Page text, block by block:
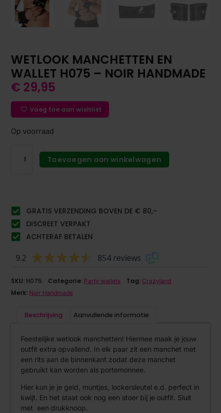
WETLOOK MANCHETTEN EN
WALLET H075 – NOIR HANDMADE
€ 29,95
Voeg toe aan wishlist
Op voorraad
Toevoegen aan winkelwagen
GRATIS VERZENDING BOVEN DE € 80,-
DISCREET VERPAKT
ACHTERAF BETALEN
9.2 854 reviews
SKU: H075 Categorie: Party wallets Tag: Crazyland
Merk: Noir Handmade
Beschrijving Aanvullende informatie
Feestelijke wetlook manchetten! Hiermee maak je jouw
outfit extra opvallend. In elk paar zit een manchet met
een rits aan de binnenkant zodat deze manchet
gebruikt kan worden als portemonnee.
Hier kun je je geld, muntjes, lockersleutel e.d. perfect in
kwijt. En het staat ook nog een stoer bij je outfit. Sluit
met een drukknoop.